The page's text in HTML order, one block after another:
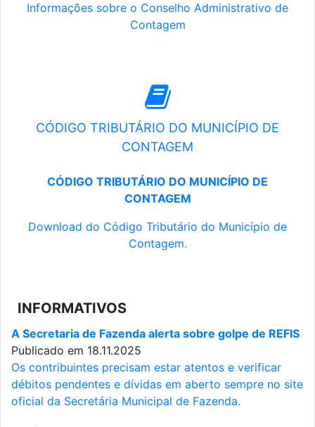
Informações sobre o Conselho Administrativo de
Contagem
CÓDIGO TRIBUTÁRIO DO MUNICÍPIO DE
CONTAGEM
CÓDIGO TRIBUTÁRIO DO MUNICÍPIO DE
CONTAGEM
Download do Código Tributário do Município de
Contagem.
INFORMATIVOS
A Secretaria de Fazenda alerta sobre golpe de REFIS
Publicado em 18.11.2025
Os contribuintes precisam estar atentos e verificar
débitos pendentes e dívidas em aberto sempre no site
oficial da Secretária Municipal de Fazenda.